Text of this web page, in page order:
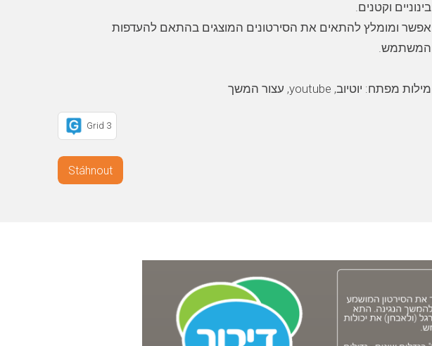
אפשר ומומלץ להתאים את הסירטונים המוצגים בהתאם להעדפות
מילות מפתח: יוטיוב, youtube, עצור המשך
Grid 3
Stáhnout